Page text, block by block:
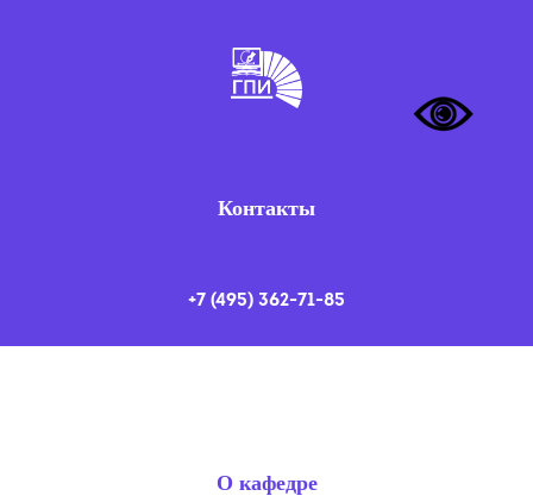
Контакты
+7 (495) 362-71-85
О кафедре